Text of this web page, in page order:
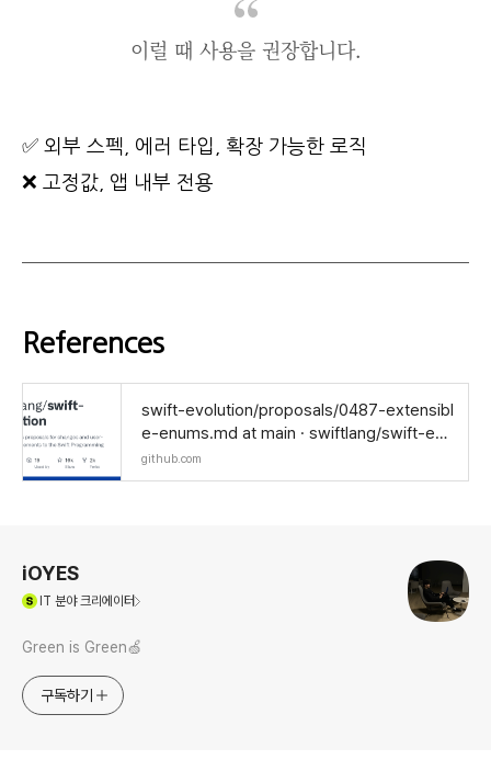
이럴 때 사용을 권장합니다.
✅ 외부 스펙, 에러 타입, 확장 가능한 로직
❌ 고정값, 앱 내부 전용
References
swift-evolution/proposals/0487-extensibl
e-enums.md at main · swiftlang/swift-evo
lution
github.com
iOYES
IT 분야 크리에이터
Green is Green🍏
구독하기